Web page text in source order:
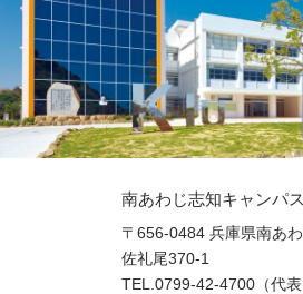
南あわじ志知キャンパス
〒656-0484 兵庫県南あ
佐礼尾370-1
TEL.0799-42-4700（代表